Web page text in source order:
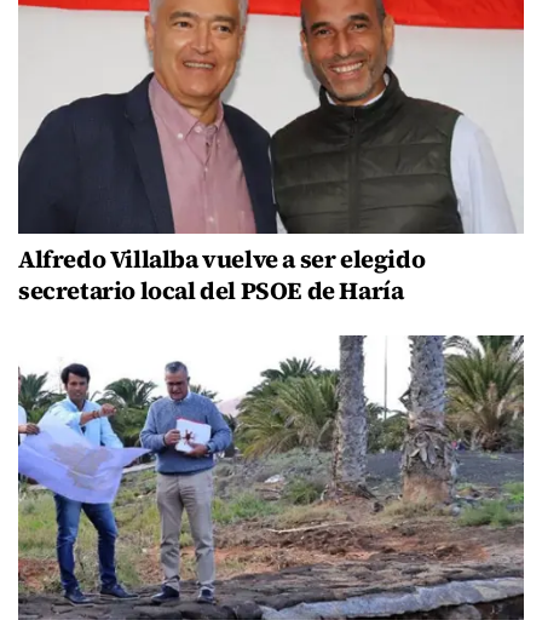
Alfredo Villalba vuelve a ser elegido
secretario local del PSOE de Haría